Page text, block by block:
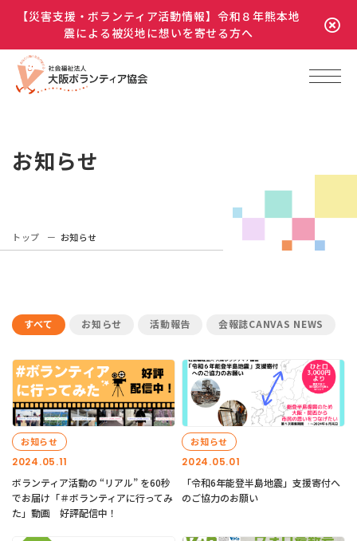
【災害支援・ボランティア活動情報】令和８年熊本地
震による被災地に想いを寄せる方へ
お知らせ
トップ お知らせ
すべて お知らせ 活動報告 会報誌CANVAS NEWS
2024.05.11
お知らせ
ボランティア活動の “リアル” を60秒
でお届け「＃ボランティアに行ってみ
た」動画 好評配信中！
2024.05.01
お知らせ
「令和6年能登半島地震」支援寄付へ
のご協力のお願い